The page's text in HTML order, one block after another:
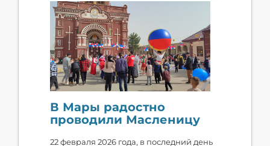
В Мары радостно
проводили Масленицу
22 февраля 2026 года, в последний день